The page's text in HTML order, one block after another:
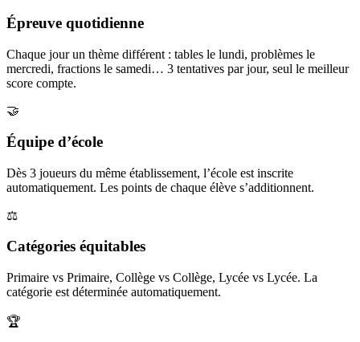
Épreuve quotidienne
Chaque jour un thème différent : tables le lundi, problèmes le
mercredi, fractions le samedi… 3 tentatives par jour, seul le meilleur
score compte.
🤝
Équipe d’école
Dès 3 joueurs du même établissement, l’école est inscrite
automatiquement. Les points de chaque élève s’additionnent.
⚖️
Catégories équitables
Primaire vs Primaire, Collège vs Collège, Lycée vs Lycée. La
catégorie est déterminée automatiquement.
🏆